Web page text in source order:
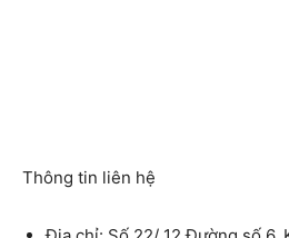
Thông tin liên hệ